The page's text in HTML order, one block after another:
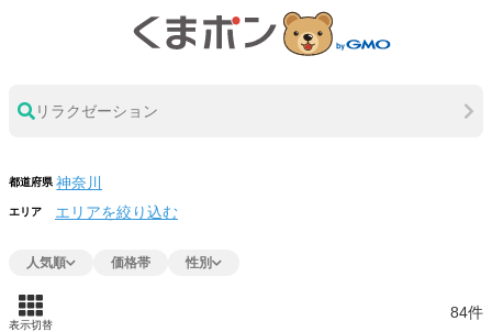
リラクゼーション
都道府県
エリア エリアを絞り込む
人気順 価格帯 性別
表示切替
84件